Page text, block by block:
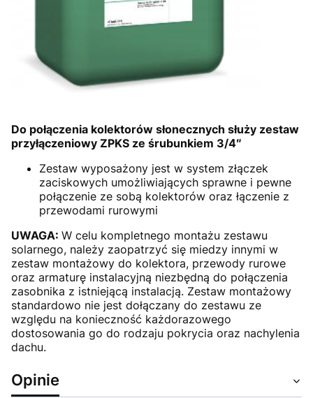
Do połączenia kolektorów słonecznych służy zestaw
przyłączeniowy ZPKS ze śrubunkiem 3/4″
Zestaw wyposażony jest w system złączek
zaciskowych umożliwiających sprawne i pewne
połączenie ze sobą kolektorów oraz łączenie z
przewodami rurowymi
UWAGA: W celu kompletnego montażu zestawu
solarnego, należy zaopatrzyć się miedzy innymi w
zestaw montażowy do kolektora, przewody rurowe
oraz armaturę instalacyjną niezbędną do połączenia
zasobnika z istniejącą instalacją. Zestaw montażowy
standardowo nie jest dołączany do zestawu ze
względu na konieczność każdorazowego
dostosowania go do rodzaju pokrycia oraz nachylenia
dachu.
Opinie